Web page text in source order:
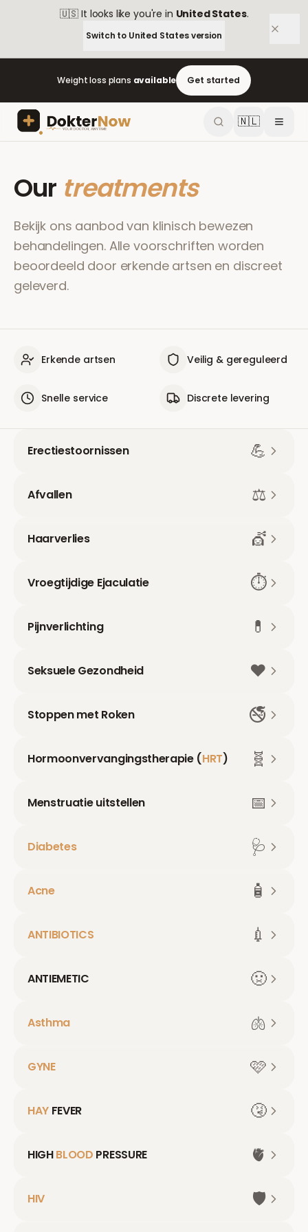
🇺🇸 It looks like you're in United States.
Switch to United Statesversion
Weight loss plans available Get started
🇳🇱
Our treatments
Bekijk ons aanbod van klinisch bewezen
behandelingen. Alle voorschriften worden
beoordeeld door erkende artsen en discreet
geleverd.
Erkende artsen Veilig & gereguleerd
Snelle service Discrete levering
Erectiestoornissen 💪
Afvallen ⚖️
Haarverlies 💇
Vroegtijdige Ejaculatie ⏱️
Pijnverlichting 💊
Seksuele Gezondheid ❤️
Stoppen met Roken 🚭
Hormoonvervangingstherapie (HRT) 🧬
Menstruatie uitstellen 📅
Diabetes 🩺
Acne 🧴
ANTIBIOTICS 💉
ANTIEMETIC 🤢
Asthma 🫁
GYNE 🩷
HAY FEVER 🤧
HIGHBLOOD PRESSURE 🫀
HIV
🛡️